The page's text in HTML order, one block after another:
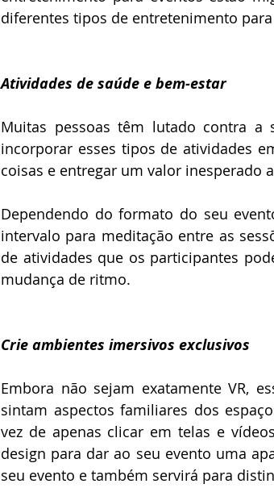
diferentes tipos de entretenimento
Atividades de saúde e bem-estar
Muitas pessoas têm lutado contra
incorporar esses tipos de atividades
coisas e entregar um valor inesperado
Dependendo do formato do seu
intervalo para meditação entre as
de atividades que os participantes
mudança de ritmo.
Crie ambientes imersivos exclusivos
Embora não sejam exatamente VR,
sintam aspectos familiares dos
vez de apenas clicar em telas e
design para dar ao seu evento uma
seu evento e também servirá para